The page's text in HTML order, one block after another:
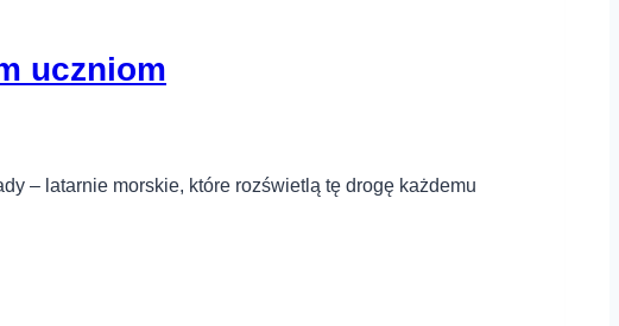
uczniom
– latarnie morskie, które rozświetlą tę drogę każdemu